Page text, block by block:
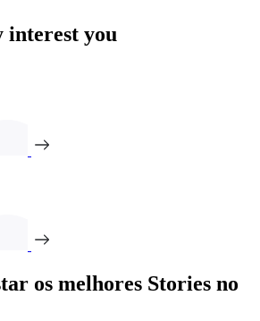
interest you
os melhores Stories no